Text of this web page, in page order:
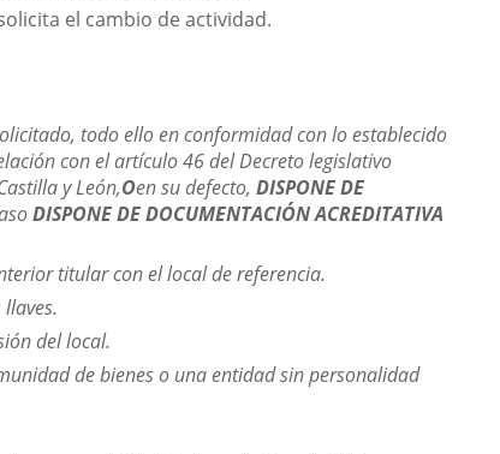
el cambio de actividad.
todo ello en conformidad con lo establecido
con el artículo 46 del Decreto legislativo
y León,Oen su defecto,DISPONE DE
DISPONE DE DOCUMENTACIÓN ACREDITATIVA
titular con el local de referencia.
del local.
de bienes o una entidad sin personalidad